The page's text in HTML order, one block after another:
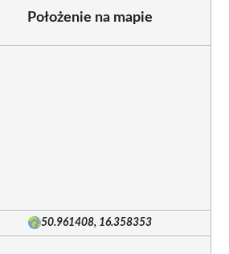
Położenie na mapie
50.961408, 16.358353